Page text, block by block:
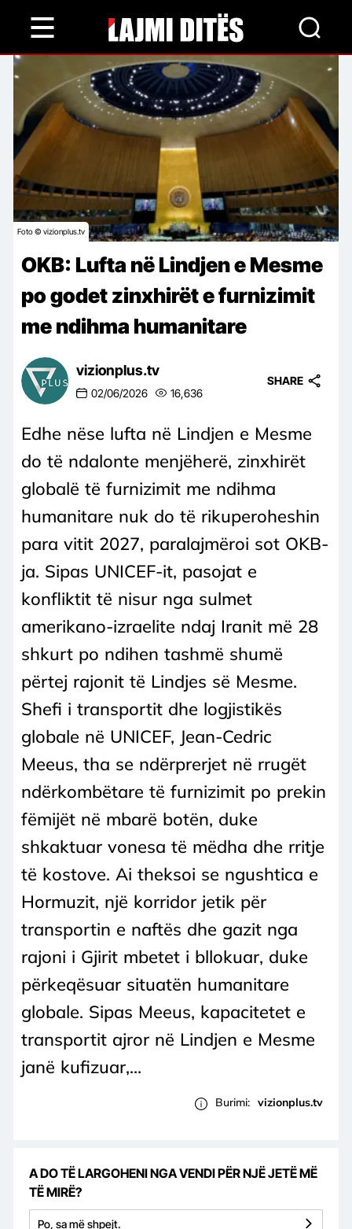
content
Foto © vizionplus.tv
OKB: Lufta në Lindjen e Mesme
po godet zinxhirët e furnizimit
me ndihma humanitare
vizionplus.tv
02/06/2026 16,636
SHARE
Edhe nëse lufta në Lindjen e Mesme
do të ndalonte menjëherë, zinxhirët
globalë të furnizimit me ndihma
humanitare nuk do të rikuperoheshin
para vitit 2027, paralajmëroi sot OKB-
ja. Sipas UNICEF-it, pasojat e
konfliktit të nisur nga sulmet
amerikano-izraelite ndaj Iranit më 28
shkurt po ndihen tashmë shumë
përtej rajonit të Lindjes së Mesme.
Shefi i transportit dhe logjistikës
globale në UNICEF, Jean-Cedric
Meeus, tha se ndërprerjet në rrugët
ndërkombëtare të furnizimit po prekin
fëmijët në mbarë botën, duke
shkaktuar vonesa të mëdha dhe rritje
të kostove. Ai theksoi se ngushtica e
Hormuzit, një korridor jetik për
transportin e naftës dhe gazit nga
rajoni i Gjirit mbetet i bllokuar, duke
përkeqësuar situatën humanitare
globale. Sipas Meeus, kapacitetet e
transportit ajror në Lindjen e Mesme
janë kufizuar,...
Burimi: vizionplus.tv
A DO TË LARGOHENI NGA VENDI PËR NJË JETË MË
TË MIRË?
Po, sa më shpejt.